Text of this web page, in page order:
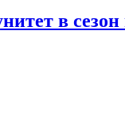
в сезон